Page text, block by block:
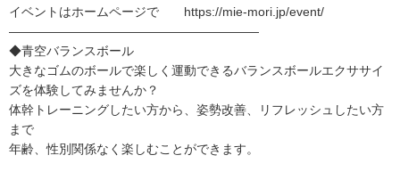
イベントはホームページで https://mie-mori.jp/event/
――――――――――――――――――――
◆青空バランスボール
大きなゴムのボールで楽しく運動できるバランスボールエクササイ
ズを体験してみませんか？
体幹トレーニングしたい方から、姿勢改善、リフレッシュしたい方
まで
年齢、性別関係なく楽しむことができます。